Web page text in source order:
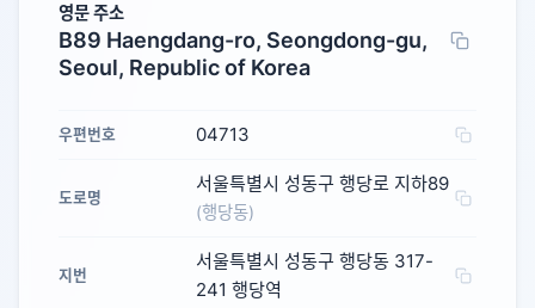
영문 주소
B89 Haengdang-ro, Seongdong-gu,
Seoul, Republic of Korea
우편번호 04713
도로명
서울특별시 성동구 행당로 지하89
(행당동)
지번
서울특별시 성동구 행당동 317-
241 행당역